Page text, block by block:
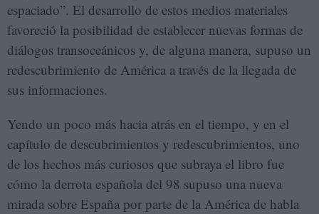
espaciado”. El desarrollo de estos medios materiales
favoreció la posibilidad de establecer nuevas formas de
diálogos transoceánicos y, de alguna manera, supuso un
redescubrimiento de América a través de la llegada de
sus informaciones.
Yendo un poco más hacia atrás en el tiempo, y en el
capítulo de descubrimientos y redescubrimientos, uno
de los hechos más curiosos que subraya el libro fue
cómo la derrota española del 98 supuso una nueva
mirada sobre España por parte de la América de habla